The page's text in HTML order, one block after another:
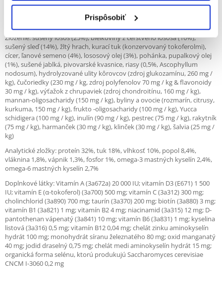
Prispôsobiť
bišón, pomoran a iné špice. Malé granulky sú špeciálne prispôsobené
pre drobný chrup mini plemien.
Zloženie: sušený losos (25%), bielkoviny z čerstvého lososa (16%),
sušený sleď (14%), žltý hrach, kurací tuk (konzervovaný tokoferolmi),
cícer, ľanové semeno (4%), lososový olej (3%), pohánka, pupalkový olej
(1%), sušené jablká, pivovarské kvasnice, riasy (0,5%, Ascophyllum
nodosum), hydrolyzované ulity kôrovcov (zdroj glukozamínu, 260 mg /
kg), čučoriedky (230 mg / kg, zdroj polyfenolov 70 mg / kg & flavonoidy
30 mg / kg), výťažok z chrupaviek (zdroj chondroitínu, 160 mg / kg),
mannan-oligosacharidy (150 mg / kg), byliny a ovocie (rozmarín, citrusy,
kurkuma, 150 mg / kg), frukto -oligosacharidy (100 mg / kg), Yucca
schidigera (100 mg / kg), inulín (90 mg / kg), pestrec (75 mg / kg), rakytník
(75 mg / kg), harmanček (30 mg / kg), klinček (30 mg / kg), šalvia (25 mg /
kg)
Analytické zložky: proteín 32%, tuk 18%, vlhkosť 10%, popol 8,4%,
vláknina 1,8%, vápnik 1,3%, fosfor 1%, omega-3 mastných kyselín 2,4%,
omega-6 mastných kyselín 2,7%
Doplnkové látky: Vitamín A (3a672a) 20 000 IU; vitamín D3 (E671) 1 500
IU; vitamín E (α-tokoferol) (3a700) 500 mg; vitamín C (3a312) 300 mg;
cholinchlorid (3a890) 700 mg; taurín (3a370) 200 mg; biotín (3a880) 3 mg;
vitamín B1 (3a821) 1 mg; vitamín B2 4 mg; niacinamid (3a315) 12 mg; D-
pantothenan vápenatý (3a841) 10 mg; vitamín B6 (3a831) 1 mg; kyselina
listová (3a316) 0,5 mg; vitamín B12 0,04 mg; chelát zinku aminokyselín
hydrát 100 mg; monohydrát síranu železnatého 80 mg; oxid manganatý
40 mg; jodid draselný 0,75 mg; chelát medi aminokyselín hydrát 15 mg;
organická forma selénu, ktorú produkujú Saccharomyces cerevisiae
CNCM I-3060 0,2 mg